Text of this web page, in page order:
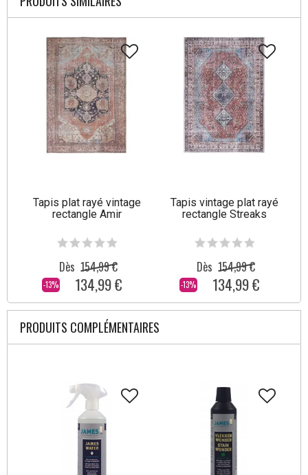
Tapis plat rayé vintage
rectangle Amir
-13%
Dès 154,99 €
134,99 €
Tapis vintage plat rayé
rectangle Streaks
-13%
Dès 154,99 €
134,99 €
PRODUITS COMPLÉMENTAIRES